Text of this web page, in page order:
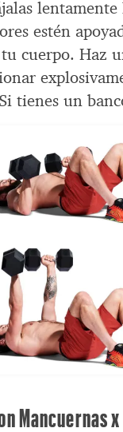
lentamente
estén
cuerpo. Haz
tienes un
Mancuernas